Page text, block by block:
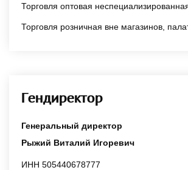
Торговля оптовая
Торговля розничная вне магазинов,
Гендиректор
Генеральный директор
Рыжий Виталий Игоревич
ИНН 505440678777